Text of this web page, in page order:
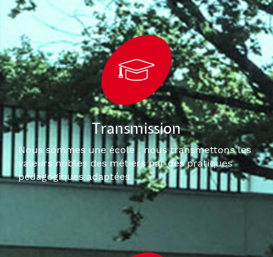
Transmission
Nous sommes une école : nous transmettons les
valeurs nobles des métiers par des pratiques
pédagogiques adaptées.